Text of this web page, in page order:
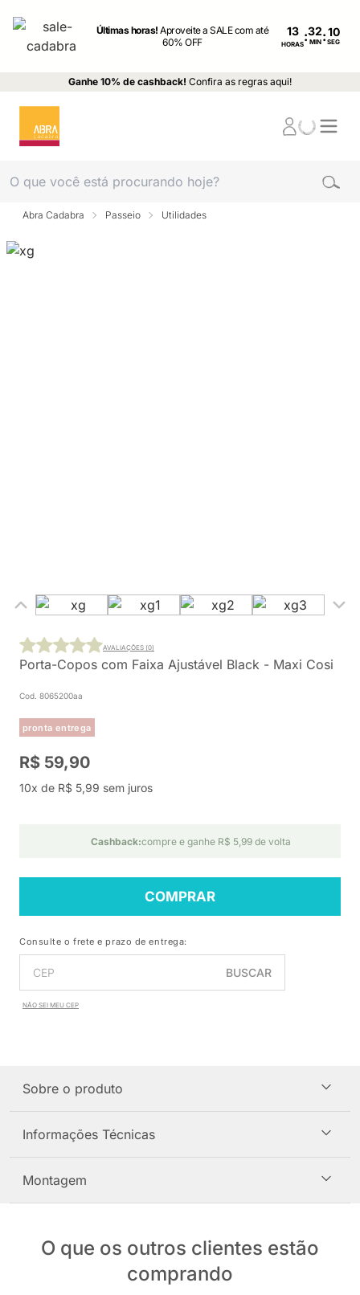
Últimas horas!Aproveite a SALE com até
60% OFF
13
HORAS: MIN : SEG
Ganhe 10% de cashback! Confira as regras aqui!
Abra Cadabra Passeio Utilidades
Porta-Copos com Faixa Ajustável Black - Maxi Cosi
Cod. 8065200aa
pronta entrega
AVALIAÇÕES (0)
R$ 59,90
10x de R$ 5,99 sem juros
Cashback:compre e ganhe R$ 5,99 de volta
COMPRAR
Consulte o frete e prazo de entrega:
BUSCAR
NÃO SEI MEU CEP
Sobre o produto
Informações Técnicas
Montagem
O que os outros clientes estão
comprando